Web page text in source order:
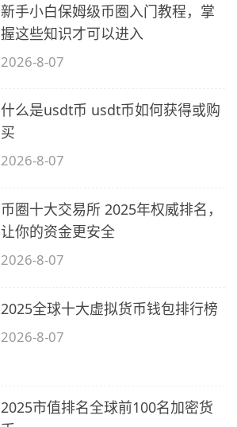
新手小白保姆级币圈入门教程，掌
握这些知识才可以进入
2026-8-07
什么是usdt币 usdt币如何获得或购
买
2026-8-07
币圈十大交易所 2025年权威排名，
让你的资金更安全
2026-8-07
2025全球十大虚拟货币钱包排行榜
2026-8-07
2025市值排名全球前100名加密货